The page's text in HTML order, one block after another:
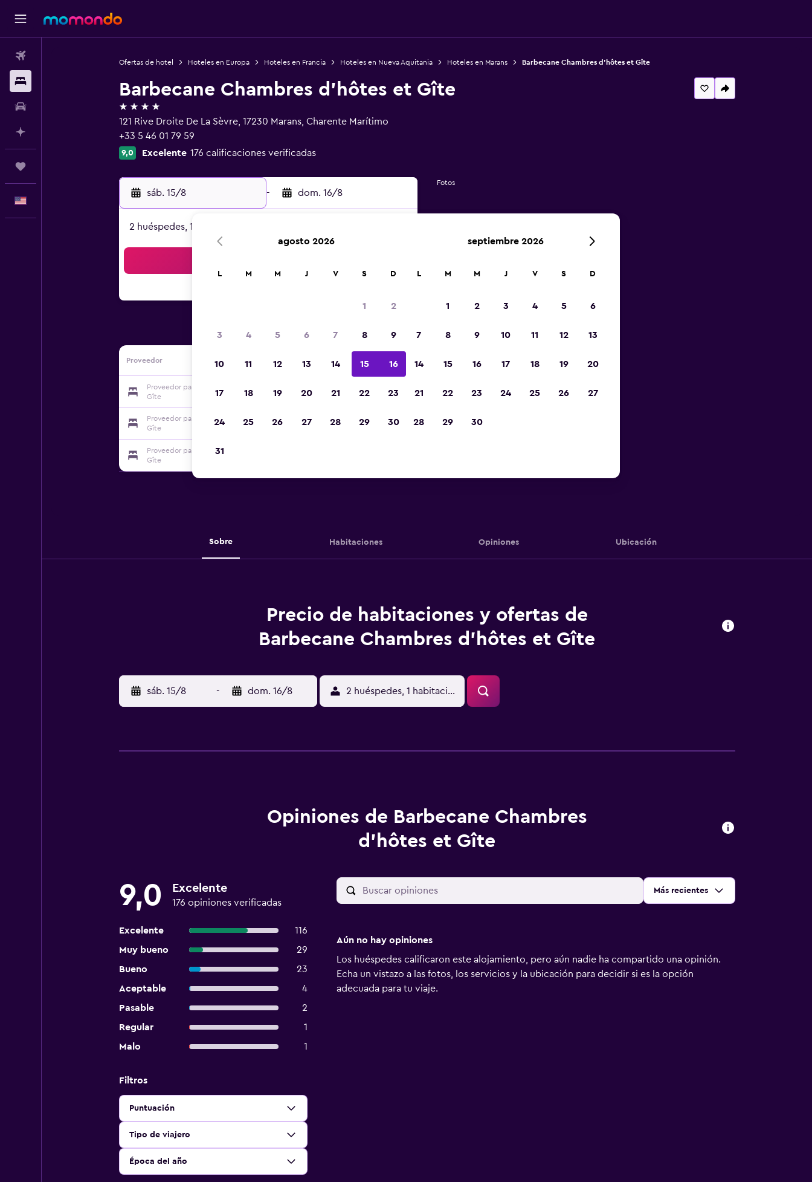
Ofertas de hotel Hoteles en Europa Hoteles en Francia Hoteles en Nueva Aquitania Hoteles en Marans Barbecane Chambres d'hôtes et Gîte
Barbecane Chambres d'hôtes et Gîte
4 estrellas
121 Rive Droite De La Sèvre, 17230 Marans, Charente Marítimo
+33 5 46 01 79 59
9,0 Excelente 176 calificaciones verificadas
sáb. 15/8 - dom. 16/8
2 huéspedes, 1 habitación
Proveedor
Proveedor para Barbecane Chambres d'hôtes et
Gîte
Ver precios
Proveedor para Barbecane Chambres d'hôtes et
Gîte
Ver precios
Proveedor para Barbecane Chambres d'hôtes et
Gîte
Fotos
Sobre Habitaciones Opiniones Ubicación
Precio de habitaciones y ofertas de
Barbecane Chambres d'hôtes et Gîte
sáb. 15/8 - dom. 16/8 2 huéspedes, 1 habitación
Opiniones de Barbecane Chambres
d'hôtes et Gîte
9,0 Excelente
176 opiniones verificadas
Excelente
116
Muy bueno
29
Bueno
23
Aceptable
4
Pasable
2
Regular
1
Malo
1
Ordenar por:
Más recientes
Filtros
Puntuación
Tipo de viajero
Época del año
Aún no hay opiniones
Los huéspedes calificaron este alojamiento, pero aún nadie ha compartido una opinión.
Echa un vistazo a las fotos, los servicios y la ubicación para decidir si es la opción
adecuada para tu viaje.
agosto 2026
L M M J V S D
1 2
3 4 5 6 7 8 9
10 11 12 13 14 15 16
17 18 19 20 21 22 23
24 25 26 27 28 29 30
31
septiembre 2026
L M M J V S D
1 2 3 4 5 6
7 8 9 10 11 12 13
14 15 16 17 18 19 20
21 22 23 24 25 26 27
28 29 30